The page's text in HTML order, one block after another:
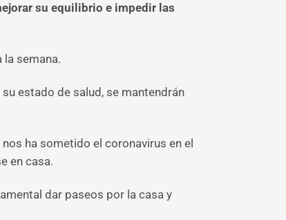
su equilibrio e impedir las
la semana.
estado de salud, se mantendrán
nos ha sometido el coronavirus en el
en casa.
dar paseos por la casa y